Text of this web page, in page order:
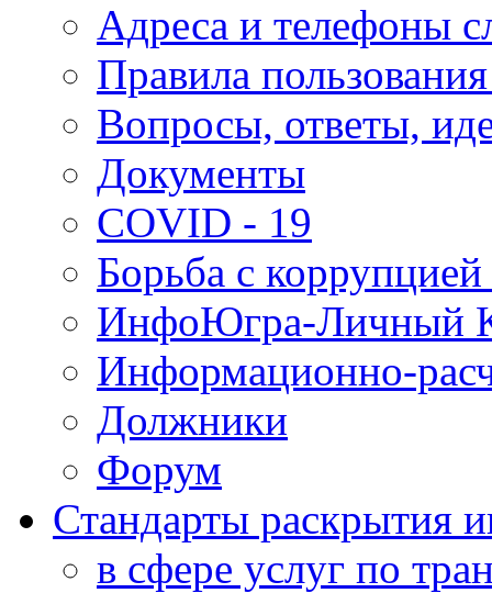
Адреса и телефоны
Правила
Вопросы, ответы,
Документы
COVID - 19
Борьба с
ИнфоЮгра-Личный
Информационно-
Должники
Форум
Стандарты раскрытия
в сфере услуг по